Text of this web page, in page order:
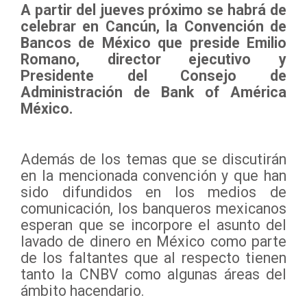
A partir del jueves próximo se habrá de
celebrar en Cancún, la Convención de
Bancos de México que preside Emilio
Romano, director ejecutivo y
Presidente del Consejo de
Administración de Bank of América
México.
Además de los temas que se discutirán
en la mencionada convención y que han
sido difundidos en los medios de
comunicación, los banqueros mexicanos
esperan que se incorpore el asunto del
lavado de dinero en México como parte
de los faltantes que al respecto tienen
tanto la CNBV como algunas áreas del
ámbito hacendario.